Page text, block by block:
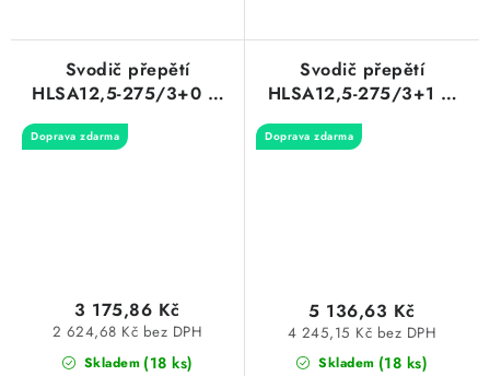
Svodič přepětí
HLSA12,5-275/3+0 M
Doprava zdarma
Skladem (18 ks)
2 624,68 Kč bez DPH
3 175,86 Kč
Svodič přepětí
HLSA12,5-275/3+1 M
Doprava zdarma
Skladem (18 ks)
4 245,15 Kč bez DPH
5 136,63 Kč